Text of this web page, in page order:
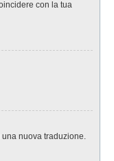
con la tua
nuova traduzione.